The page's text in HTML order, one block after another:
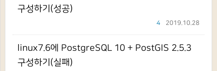
구성하기(성공)
2019.10.28
4
linux7.6에 PostgreSQL 10 + PostGIS 2.5.3
구성하기(실패)